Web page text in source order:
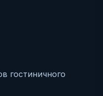
гостиничного